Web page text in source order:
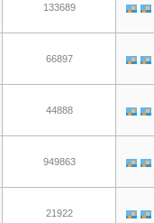
133689
66897
44888
949863
21922